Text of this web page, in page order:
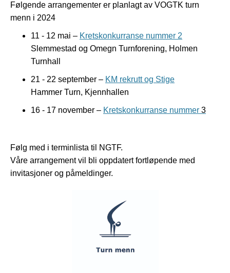
Følgende arrangementer er planlagt av VOGTK turn
menn i 2024
11 - 12 mai – Kretskonkurranse nummer 2
Slemmestad og Omegn Turnforening, Holmen
Turnhall
21 - 22 september – KM rekrutt og Stige
Hammer Turn, Kjennhallen
16 - 17 november – Kretskonkurranse nummer 3
Følg med i terminlista til NGTF.
Våre arrangement vil bli oppdatert fortløpende med
invitasjoner og påmeldinger.